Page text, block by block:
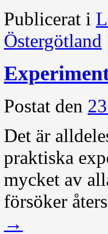
Publicerat i
Östergötland
Postat den
Det är
praktiska
mycket av
försöker
→